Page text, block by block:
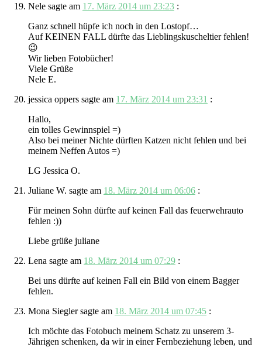
Nele sagte am 17. März 2014 um 23:23 :
Ganz schnell hüpfe ich noch in den Lostopf…
Auf KEINEN FALL dürfte das Lieblingskuscheltier fehlen!
😉
Wir lieben Fotobücher!
Viele Grüße
Nele E.
jessica oppers sagte am 17. März 2014 um 23:31 :
Hallo,
ein tolles Gewinnspiel =)
Also bei meiner Nichte dürften Katzen nicht fehlen und bei
meinem Neffen Autos =)
LG Jessica O.
Juliane W. sagte am 18. März 2014 um 06:06 :
Für meinen Sohn dürfte auf keinen Fall das feuerwehrauto
fehlen :))
Liebe grüße juliane
Lena sagte am 18. März 2014 um 07:29 :
Bei uns dürfte auf keinen Fall ein Bild von einem Bagger
fehlen.
Mona Sieglersagte am 18. März 2014 um 07:45 :
Ich möchte das Fotobuch meinem Schatz zu unserem 3-
Jährigen schenken, da wir in einer Fernbeziehung leben, und